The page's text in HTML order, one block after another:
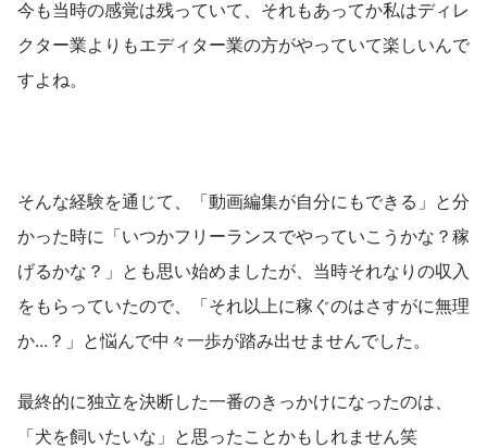
今も当時の感覚は残っていて、それもあってか私はディレ
クター業よりもエディター業の方がやっていて楽しいんで
すよね。
そんな経験を通じて、「動画編集が自分にもできる」と分
かった時に「いつかフリーランスでやっていこうかな？稼
げるかな？」とも思い始めましたが、当時それなりの収入
をもらっていたので、「それ以上に稼ぐのはさすがに無理
か...？」と悩んで中々一歩が踏み出せませんでした。
最終的に独立を決断した一番のきっかけになったのは、
「犬を飼いたいな」と思ったことかもしれません笑